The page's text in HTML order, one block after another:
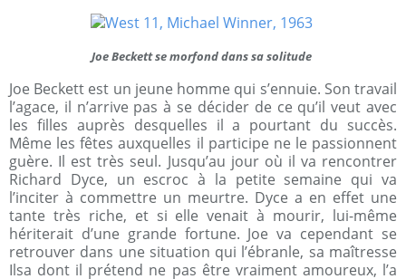
Joe Beckett se morfond dans sa solitude
Joe Beckett est un jeune homme qui s’ennuie. Son travail
l’agace, il n’arrive pas à se décider de ce qu’il veut avec
les filles auprès desquelles il a pourtant du succès.
Même les fêtes auxquelles il participe ne le passionnent
guère. Il est très seul. Jusqu’au jour où il va rencontrer
Richard Dyce, un escroc à la petite semaine qui va
l’inciter à commettre un meurtre. Dyce a en effet une
tante très riche, et si elle venait à mourir, lui-même
hériterait d’une grande fortune. Joe va cependant se
retrouver dans une situation qui l’ébranle, sa maîtresse
Ilsa dont il prétend ne pas être vraiment amoureux, l’a